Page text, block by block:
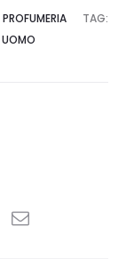
PROFUMERIA
TAG:
UOMO